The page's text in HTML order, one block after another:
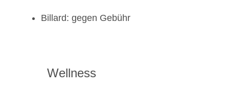
Billard: gegen Gebühr
Wellness